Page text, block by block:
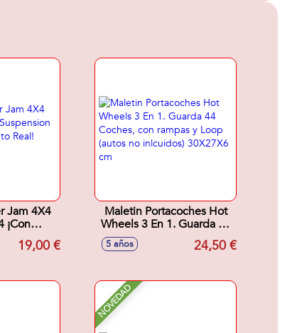
Jam 4X4
¡Con
De
Real!
19,00 €
Maletin Portacoches Hot
Wheels 3 En 1. Guarda 44
Coches, con rampas y
Loop (autos no inlcuidos)
5 años 24,50 €
NOVEDAD